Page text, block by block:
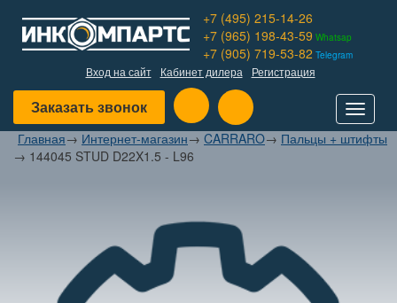
+7 (495) 215-14-26
+7 (965) 198-43-59 Whatsap
+7 (905) 719-53-82 Telegram
Вход на сайт Кабинет дилера Регистрация
Заказать звонок
Toggle
Главная→ Интернет-магазин→ CARRARO→ Пальцы + штифты
→ 144045 STUD D22X1.5 - L96